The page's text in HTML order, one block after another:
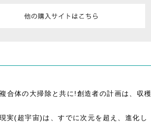
体の大掃除と共に!創造者の計画は、収穫
実(超宇宙)は、すでに次元を超え、進化し